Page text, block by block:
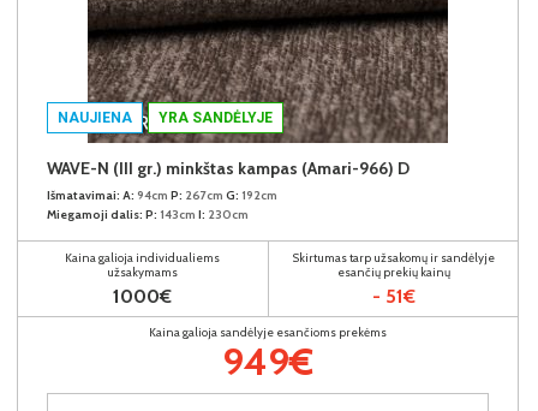
NAUJIENA YRA SANDĖLYJE
WAVE-N (III gr.) minkštas kampas (Amari-966) D
Išmatavimai: A: 94cm P: 267cm G: 192cm
Miegamoji dalis: P: 143cm I: 230cm
Kaina galioja individualiems
užsakymams
1000€
Skirtumas tarp užsakomų ir sandėlyje
esančių prekių kainų
- 51€
Kaina galioja sandėlyje esančioms prekėms
949€